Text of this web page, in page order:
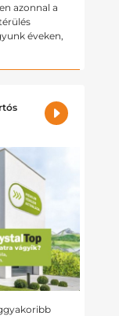
azonnal a
éveken,